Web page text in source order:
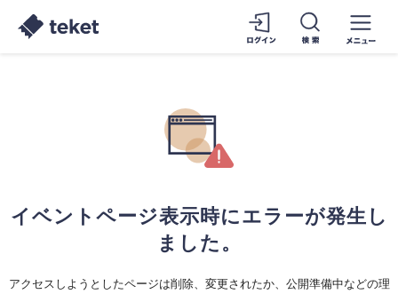
イベントページ表示時にエラーが発生し
ました。
アクセスしようとしたページは削除、変更されたか、公開準備中などの理